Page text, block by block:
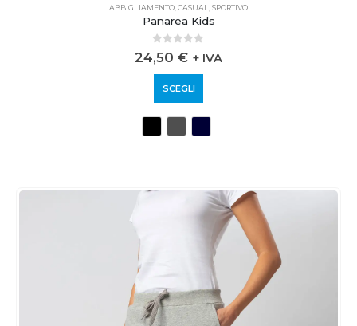
ABBIGLIAMENTO CASUAL SPORTIVO
Panarea Kids
0out of 5
24,50 € + IVA
SCEGLI